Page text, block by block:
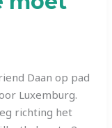
Daan op pad
Luxemburg.
richting het